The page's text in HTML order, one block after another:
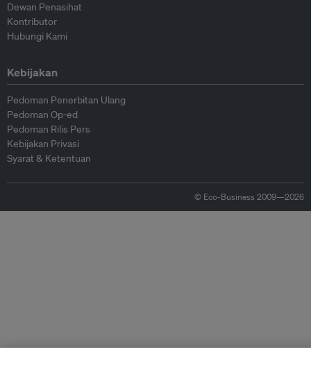
Dewan Penasihat
Kontributor
Hubungi Kami
Kebijakan
Pedoman Penerbitan Ulang
Pedoman Op-ed
Pedoman Rilis Pers
Kebijakan Privasi
Syarat & Ketentuan
© Eco-Business 2009—2026